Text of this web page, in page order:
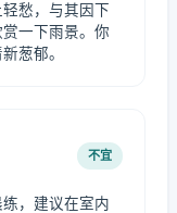
愁，与其因下
一下雨景。你
葱郁。
不宜
，建议在室内